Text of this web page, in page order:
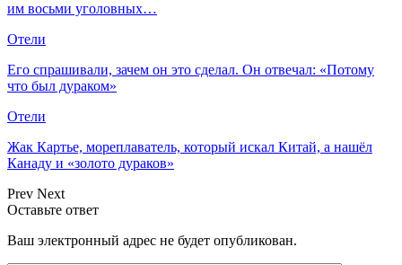
им восьми уголовных…
Отели
Его спрашивали, зачем он это сделал. Он отвечал: «Потому
что был дураком»
Отели
Жак Картье, мореплаватель, который искал Китай, а нашёл
Канаду и «золото дураков»
Prev Next
Оставьте ответ
Ваш электронный адрес не будет опубликован.